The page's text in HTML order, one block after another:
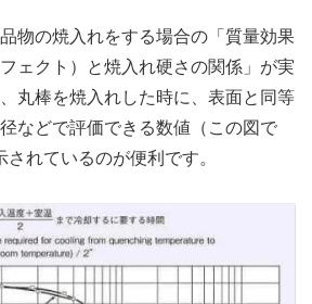
物の焼入れをする場合の「質量効果
フェクト）と焼入れ硬さの関係」が実
丸棒を焼入れした時に、表面と同等
などで評価できる数値（この図で
れているのが便利です。